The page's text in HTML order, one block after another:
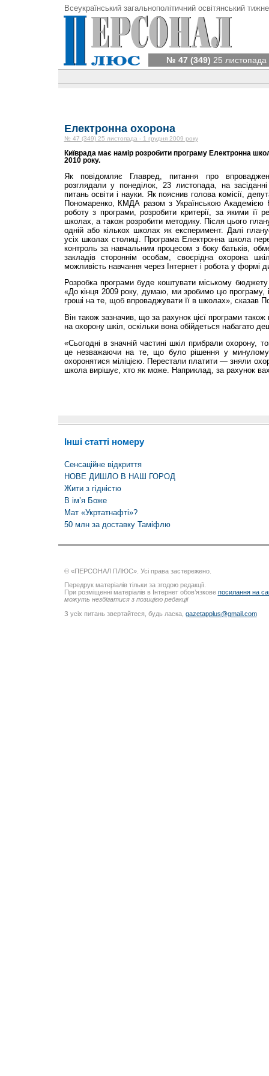
Всеукраїнський загальнополітичний освітянський
№ 47 (349) 25
Електронна охорона
№ 47 (349) 25 листопада - 1 грудня 2009 року
Київрада має намір розробити програму Електронна
2010 року.
Як повідомляє Главред, питання про
розглядали у понеділок, 23 листопада, на засіданні
питань освіти і науки. Як пояснив голова комісії,
Пономаренко, КМДА разом з Українською Академією
роботу з програми, розробити критерії, за якими її
школах, а також розробити методику. Після цього
одній або кількох школах як експеримент. Далі
усіх школах столиці. Програма Електронна школа
контроль за навчальним процесом з боку батьків,
закладів стороннім особам, своєрідна охорона
можливість навчання через Інтернет і робота у формі
Розробка програми буде коштувати міському
«До кінця 2009 року, думаю, ми зробимо цю програму,
гроші на те, щоб впроваджувати її в школах», сказав
Він також зазначив, що за рахунок цієї програми
на охорону шкіл, оскільки вона обійдеться набагато
«Сьогодні в значній частині шкіл прибрали охорону,
це незважаючи на те, що було рішення у
охоронятися міліцією. Перестали платити — зняли
школа вирішує, хто як може. Наприклад, за рахунок
Інші статті номеру
Сенсаційне відкриття
НОВЕ ДИШЛО В НАШ ГОРОД
Жити з гідністю
В ім’я Боже
Мат «Укртатнафті»?
50 млн за доставку Таміфлю
© «ПЕРСОНАЛ ПЛЮС». Усі права застережено.
Передрук матеріалів тільки за згодою редакції.
При розміщенні матеріалів в Інтернет обов’язкове посилання на
можуть незбігатися з позицією редакції
З усіх питань звертайтеся, будь ласка, gazetapplus@gmail.com